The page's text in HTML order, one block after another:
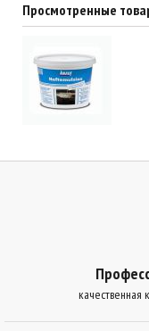
Просмотренные
качественная